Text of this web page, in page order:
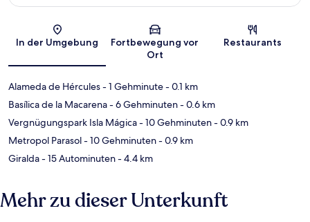
Karte
In der Umgebung
Fortbewegung vor
Ort
Restaurants
Alameda de Hércules- 1 Gehminute- 0.1 km
Basílica de la Macarena- 6 Gehminuten- 0.6 km
Vergnügungspark Isla Mágica- 10 Gehminuten- 0.9 km
Metropol Parasol- 10 Gehminuten- 0.9 km
Giralda- 15 Autominuten- 4.4 km
Mehr zu dieser Unterkunft